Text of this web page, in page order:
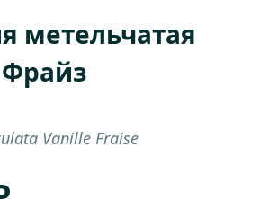
метельчатая
Vanille Fraise